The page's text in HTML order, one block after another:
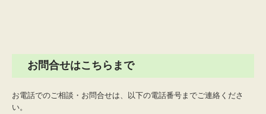
お問合せはこちらまで
お電話でのご相談・お問合せは、以下の電話番号までご連絡くださ
い。